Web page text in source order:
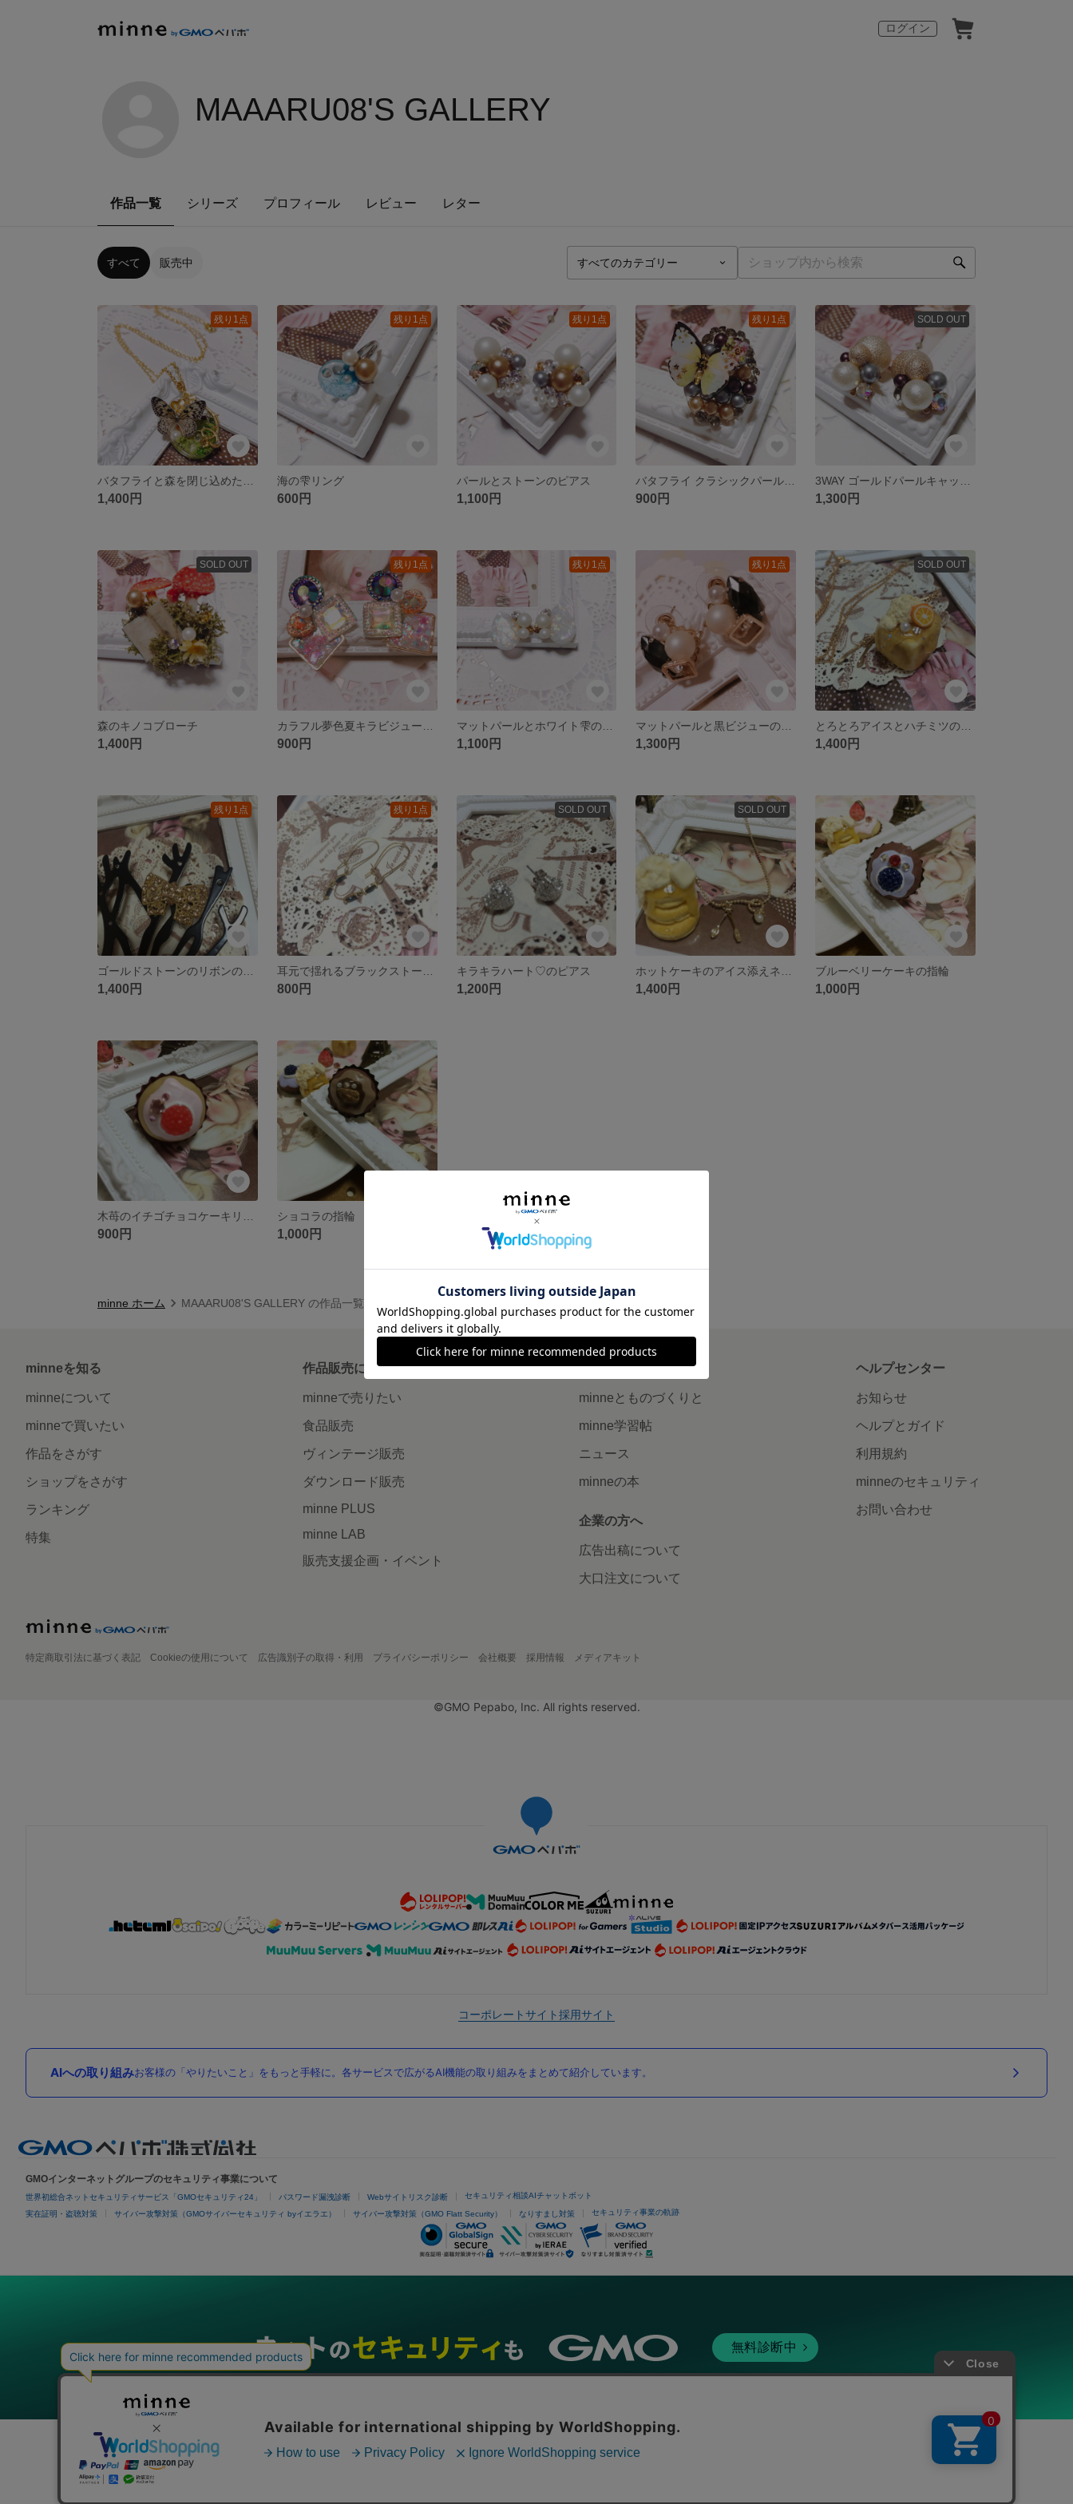
ログイン
MAAARU08'S GALLERY
作品一覧 シリーズ プロフィール レビュー レター
すべて 販売中
残り1点
1,400円
残り1点
海の雫リング
600円
残り1点
パールとストーンのピアス
1,100円
残り1点
900円
SOLD OUT
1,300円
SOLD OUT
森のキノコブローチ
1,400円
残り1点
900円
残り1点
マットパールとホワイト雫のピアス
1,100円
残り1点
1,300円
SOLD OUT
1,400円
残り1点
1,400円
残り1点
800円
SOLD OUT
キラキラハート♡のピアス
1,200円
SOLD OUT
1,400円
ブルーベリーケーキの指輪
1,000円
900円
ショコラの指輪
1,000円
minne ホーム MAAARU08'S GALLERY の作品一覧
minneを知る
minneについて
minneで買いたい
作品をさがす
ショップをさがす
ランキング
特集
作品販売について
minneで売りたい
食品販売
ヴィンテージ販売
ダウンロード販売
minne PLUS
minne LAB
販売支援企画・イベント
読みもの
minneとものづくりと
minne学習帖
ニュース
minneの本
企業の方へ
広告出稿について
大口注文について
ヘルプセンター
お知らせ
ヘルプとガイド
利用規約
minneのセキュリティ
お問い合わせ
特定商取引法に基づく表記 Cookieの使用について 広告識別子の取得・利用 プライバシーポリシー 会社概要 採用情報 メディアキット
©GMO Pepabo, Inc. All rights reserved.
コーポレートサイト採用サイト
AIへの取り組みお客様の「やりたいこと」をもっと手軽に。各サービスで広がるAI機能の取り組みをまとめて紹介しています。
GMOインターネットグループのセキュリティ事業について
世界初総合ネットセキュリティサービス「GMOセキュリティ24」 パスワード漏洩診断 Webサイトリスク診断 セキュリティ相談AIチャットボット
実在証明・盗聴対策 サイバー攻撃対策（GMOサイバーセキュリティ byイエラエ） サイバー攻撃対策（GMO Flatt Security） なりすまし対策 セキュリティ事業の軌跡
無料診断中
グループサービス
インターネットサービス